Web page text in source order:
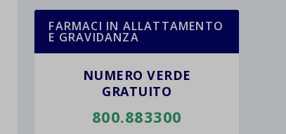
FARMACI IN ALLATTAMENTO
E GRAVIDANZA
NUMERO VERDE
GRATUITO
800.883300